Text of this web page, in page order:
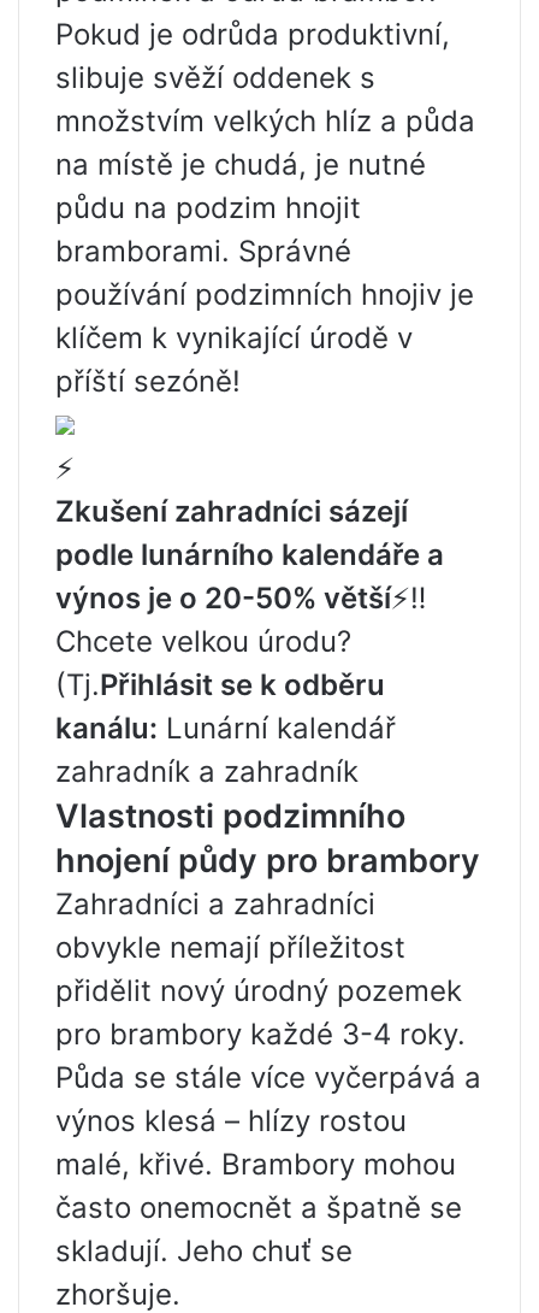
Pokud je odrůda produktivní,
slibuje svěží oddenek s
množstvím velkých hlíz a půda
na místě je chudá, je nutné
půdu na podzim hnojit
bramborami. Správné
používání podzimních hnojiv je
klíčem k vynikající úrodě v
příští sezóně!
⚡️
Zkušení zahradníci sázejí
podle lunárního kalendáře a
výnos je o 20-50% větší⚡️‼️
Chcete velkou úrodu?
(Tj.Přihlásit se k odběru
kanálu: Lunární kalendář
zahradník a zahradník
Vlastnosti podzimního
hnojení půdy pro brambory
Zahradníci a zahradníci
obvykle nemají příležitost
přidělit nový úrodný pozemek
pro brambory každé 3-4 roky.
Půda se stále více vyčerpává a
výnos klesá – hlízy rostou
malé, křivé. Brambory mohou
často onemocnět a špatně se
skladují. Jeho chuť se
zhoršuje.